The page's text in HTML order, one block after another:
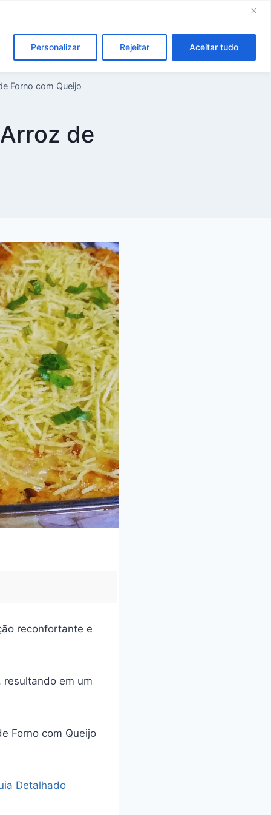
Personalizar Rejeitar Aceitar tudo
Forno com Queijo
de
reconfortante e
em um
Forno com Queijo
Detalhado